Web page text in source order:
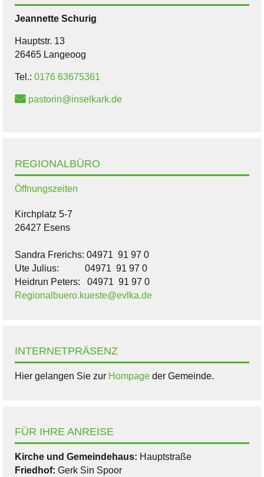
Jeannette Schurig
Hauptstr. 13
26465 Langeoog
Tel.: 0176 63675361
pastorin@inselkark.de
REGIONALBÜRO
Öffnungszeiten
Kirchplatz 5-7
26427 Esens
Sandra Frerichs: 04971 91 97 0
Ute Julius: 04971 91 97 0
Heidrun Peters: 04971 91 97 0
Regionalbuero.kueste@evlka.de
INTERNETPRÄSENZ
Hier gelangen Sie zur Hompage der Gemeinde.
FÜR IHRE ANREISE
Kirche und Gemeindehaus: Hauptstraße
Friedhof: Gerk Sin Spoor